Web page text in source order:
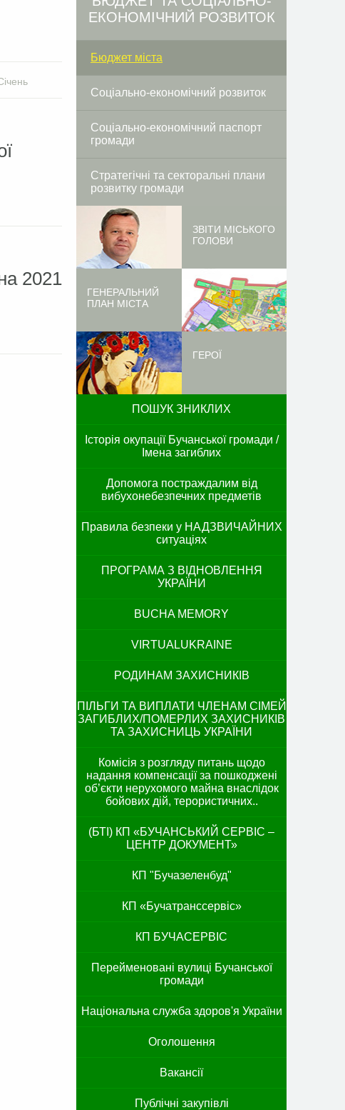
2021
ЕКОНОМІЧНИЙ РОЗВИТОК
Бюджет міста
Соціально-економічний розвиток
Соціально-економічний паспорт
громади
Стратегічні та секторальні плани
розвитку громади
ЗВІТИ МІСЬКОГО
ГОЛОВИ
ГЕНЕРАЛЬНИЙ
ПЛАН МІСТА
ГЕРОЇ
ПОШУК ЗНИКЛИХ
Історія окупації Бучанської громади /
Імена загиблих
Допомога постраждалим від
вибухонебезпечних предметів
Правила безпеки у НАДЗВИЧАЙНИХ
ситуаціях
ПРОГРАМА З ВІДНОВЛЕННЯ
УКРАЇНИ
BUCHA MEMORY
VIRTUALUKRAINE
РОДИНАМ ЗАХИСНИКІВ
ПІЛЬГИ ТА ВИПЛАТИ ЧЛЕНАМ СІМЕЙ
ЗАГИБЛИХ/ПОМЕРЛИХ ЗАХИСНИКІВ
ТА ЗАХИСНИЦЬ УКРАЇНИ
Комісія з розгляду питань щодо
надання компенсації за пошкоджені
об’єкти нерухомого майна внаслідок
бойових дій, терористичних..
(БТІ) КП «БУЧАНСЬКИЙ СЕРВІС –
ЦЕНТР ДОКУМЕНТ»
КП "Бучазеленбуд"
КП «Бучатранссервіс»
КП БУЧАСЕРВІС
Перейменовані вулиці Бучанської
громади
Національна служба здоров'я України
Оголошення
Вакансії
Публічні закупівлі